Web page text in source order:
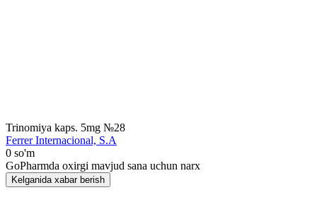
Trinomiya kaps. 5mg №28
Ferrer Internacional, S.A
0 so'm
GoPharmda oxirgi mavjud sana uchun narx
Kelganida xabar berish